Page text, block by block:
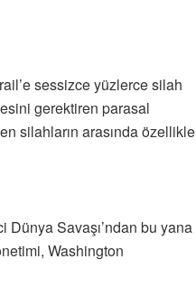
sessizce yüzlerce silah
gerektiren parasal
silahların arasında özellikle
Dünya Savaşı’ndan bu yana
Washington